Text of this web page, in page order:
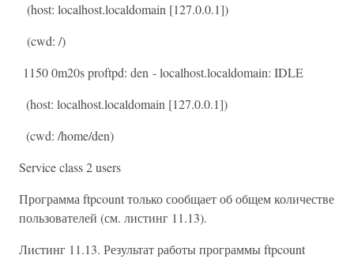
(host: localhost.localdomain [127.0.0.1])
(cwd: /)
1150 0m20s proftpd: den - localhost.localdomain: IDLE
(host: localhost.localdomain [127.0.0.1])
(cwd: /home/den)
Service class 2 users
Программа ftpcount только сообщает об общем количестве
пользователей (см. листинг 11.13).
Листинг 11.13. Результат работы программы ftpcount